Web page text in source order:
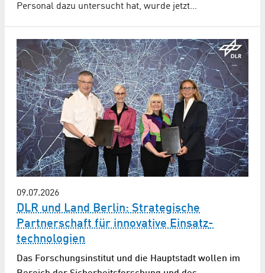
Personal dazu untersucht hat, wurde jetzt…
09.07.2026
DLR und Land Berlin: Strategische
Partner­schaft für innovative Einsatz­
technologien
Das Forschungsinstitut und die Hauptstadt wollen im